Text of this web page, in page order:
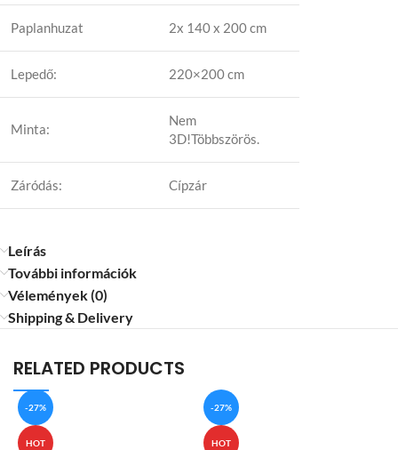
Paplanhuzat 2x 140 x 200 cm
Lepedő: 220×200 cm
Minta:
Nem
3D!Többszörös.
Záródás: Cípzár
Leírás
További információk
Vélemények (0)
Shipping & Delivery
RELATED PRODUCTS
-27%
HOT
-27%
HOT